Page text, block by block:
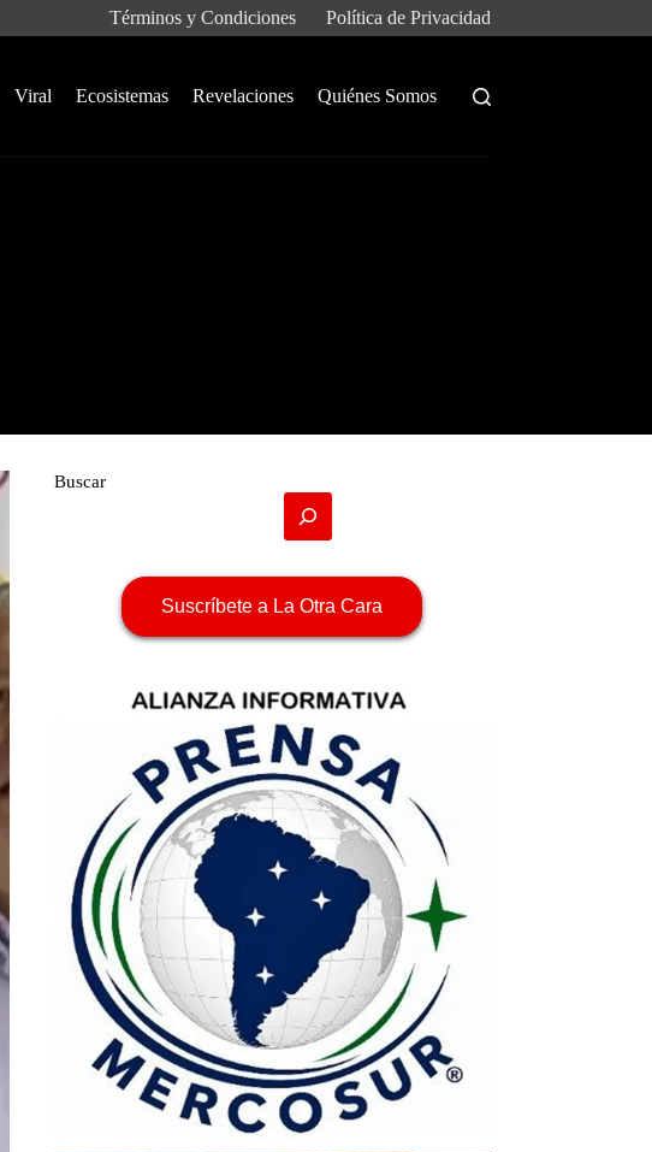
Términos y Condiciones Política de Privacidad
Viral Ecosistemas Revelaciones Quiénes Somos
Buscar
Suscríbete a La Otra Cara